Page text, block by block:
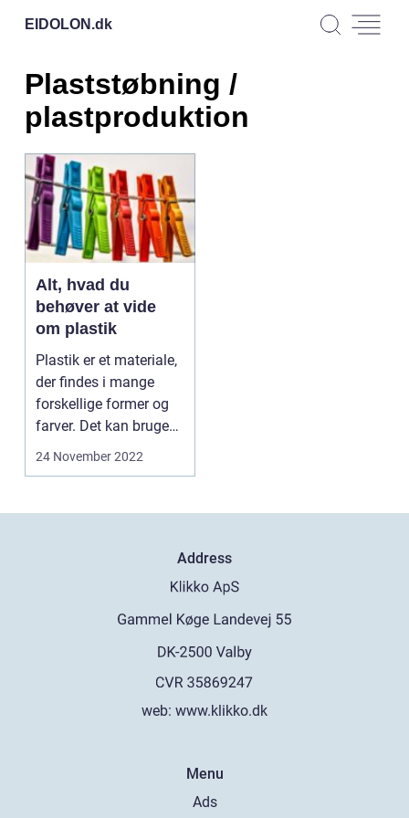
EIDOLON.dk
Plaststøbning /
plastproduktion
Alt, hvad du
behøver at vide
om plastik
Plastik er et materiale,
der findes i mange
forskellige former og
farver. Det kan bruges
til en lang...
24 November 2022
Address
web: www.klikko.dk
Menu
Ads